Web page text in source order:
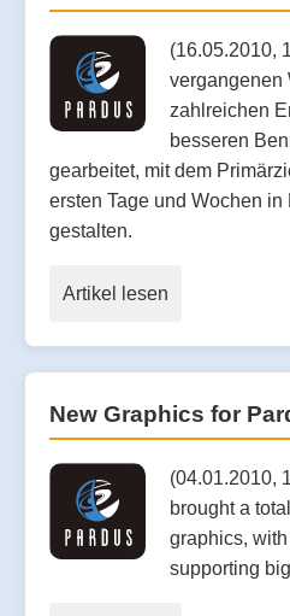
(16.05.2010,
vergangenen
zahlreichen
besseren
gearbeitet, mit dem
ersten Tage und Wochen
gestalten.
Artikel lesen
New Graphics for
(04.01.2010,
brought a
graphics,
supporting